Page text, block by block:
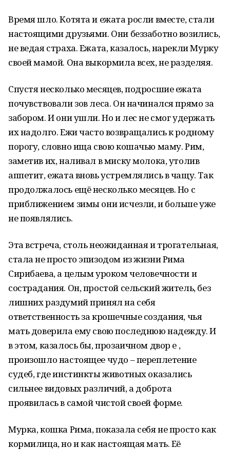
Время шло. Котята и ежата росли вместе, стали
настоящими друзьями. Они беззаботно возились,
не ведая страха. Ежата, казалось, нарекли Мурку
своей мамой. Она выкормила всех, не разделяя.
Спустя несколько месяцев, подросшие ежата
почувствовали зов леса. Он начинался прямо за
забором. И они ушли. Но и лес не смог удержать
их надолго. Ежи часто возвращались к родному
порогу, словно ища свою кошачью маму. Рим,
заметив их, наливал в миску молока, утолив
аппетит, ежата вновь устремлялись в чащу. Так
продолжалось ещё несколько месяцев. Но с
приближением зимы они исчезли, и больше уже
не появлялись.
Эта встреча, столь неожиданная и трогательная,
стала не просто эпизодом из жизни Рима
Сирибаева, а целым уроком человечности и
сострадания. Он, простой сельский житель, без
лишних раздумий принял на себя
ответственность за крошечные создания, чья
мать доверила ему свою последнюю надежду. И
в этом, казалось бы, прозаичном двор е ,
произошло настоящее чудо – переплетение
судеб, где инстинкты животных оказались
сильнее видовых различий, а доброта
проявилась в самой чистой своей форме.
Мурка, кошка Рима, показала себя не просто как
кормилица, но и как настоящая мать. Её